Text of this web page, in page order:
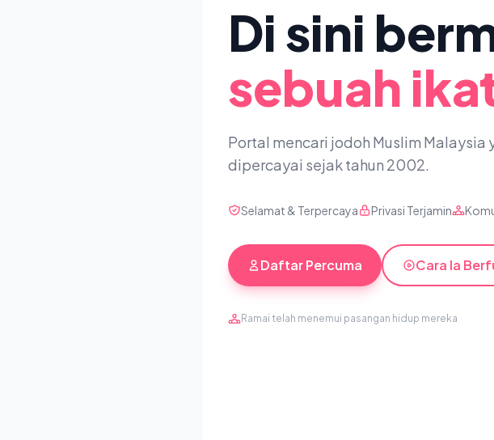
Di sini
sebuah
Portal mencari jodoh Muslim Malaysia
dipercayai sejak tahun 2002.
Selamat & Terpercaya Privasi Terjamin
Daftar Percuma Cara Ia
Ramai telah menemui pasangan hidup mereka